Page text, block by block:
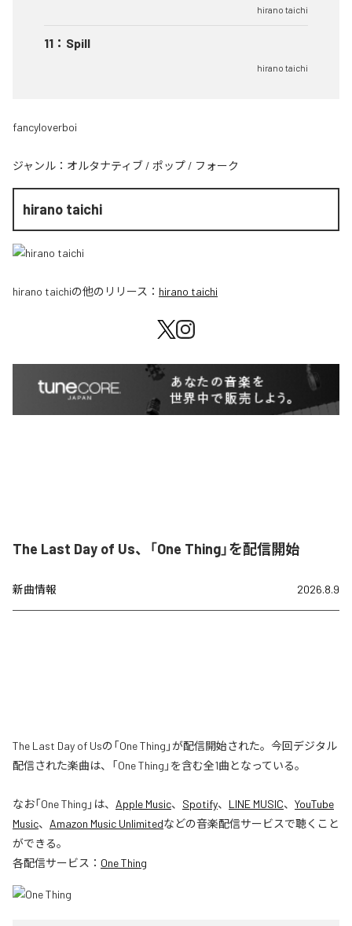
hirano taichi
11 ： Spill
hirano taichi
fancyloverboi
ジャンル： オルタナティブ / ポップ / フォーク
hirano taichi
hirano taichiの他のリリース： hirano taichi
The Last Day of Us、「One Thing」を配信開始
新曲情報 2026.8.9
The Last Day of Usの「One Thing」が配信開始された。今回デジタル
配信された楽曲は、「One Thing」を含む全1曲となっている。
なお「One Thing 」は、 Apple Music、 Spotify、 LINE MUSIC、 YouTube
Music、 Amazon Music Unlimitedなどの音楽配信サービスで聴くこと
ができる。
各配信サービス： One Thing